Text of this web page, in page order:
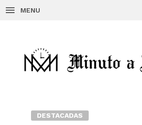
MENU
DESTACADAS